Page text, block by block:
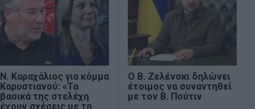
Ν. Καραχάλιος για κόμμα
Καρυστιανού: «Τα
βασικά της στελέχη
έχουν σχέσεις με τη
Ο Β. Ζελένσκι δηλώνει
έτοιμος να συναντηθεί
με τον Β. Πούτιν